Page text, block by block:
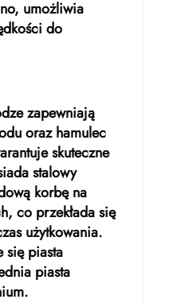
umożliwia
do
zapewniają
oraz hamulec
skuteczne
stalowy
korbę na
co przekłada się
użytkowania.
się piasta
piasta